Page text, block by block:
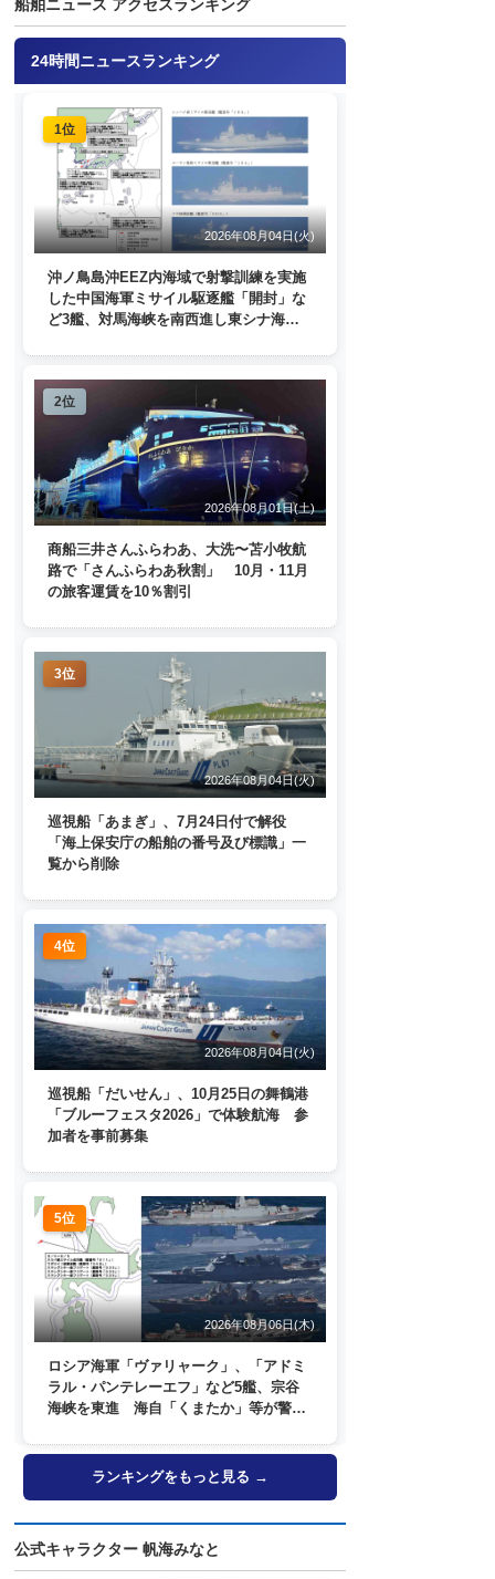
船舶ニュース アクセスランキング
24時間ニュースランキング
1位
2026年08月04日(火)
沖ノ鳥島沖EEZ内海域で射撃訓練を実施
した中国海軍ミサイル駆逐艦「開封」な
ど3艦、対馬海峡を南西進し東シナ海
2位
2026年08月01日(土)
商船三井さんふらわあ、大洗〜苫小牧航
路で「さんふらわあ秋割」 10月・11月
の旅客運賃を10％割引
3位
2026年08月04日(火)
巡視船「あまぎ」、7月24日付で解役
「海上保安庁の船舶の番号及び標識」一
覧から削除
4位
2026年08月04日(火)
巡視船「だいせん」、10月25日の舞鶴港
「ブルーフェスタ2026」で体験航海 参
加者を事前募集
5位
2026年08月06日(木)
ロシア海軍「ヴァリャーク」、「アドミ
ラル・パンテレーエフ」など5艦、宗谷
海峡を東進 海自「くまたか」等が警戒
ランキングをもっと見る →
公式キャラクター 帆海みなと